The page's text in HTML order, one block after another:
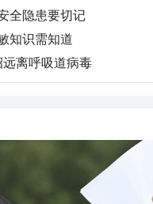
全隐患要切记
知识需知道
离呼吸道病毒